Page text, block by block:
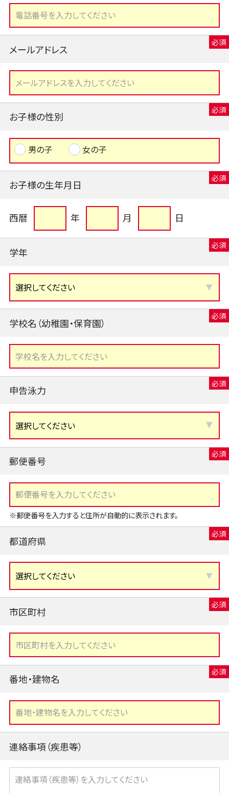
メールアドレス
お子様の性別
男の子 女の子
お子様の生年月日
西暦 年 月 日
学年
学校名（幼稚園・保育園）
申告泳力
郵便番号
※郵便番号を入力すると住所が自動的に表示されます。
都道府県
市区町村
番地・建物名
連絡事項（疾患等）